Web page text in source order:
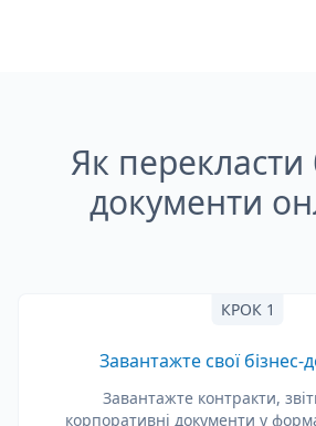
Як перекласти
документи
КРОК 1
Завантажте свої бізнес-
Завантажте контракти,
корпоративні документи у